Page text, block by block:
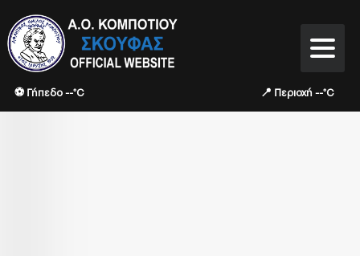
⚽ Γήπεδο --°C 📍 Περιοχή --°C